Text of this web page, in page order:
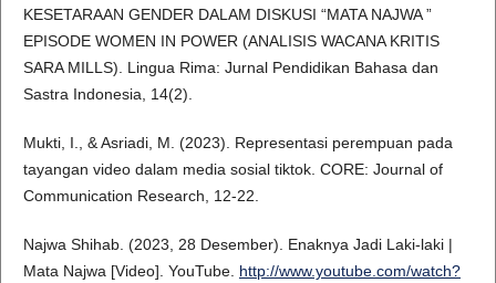
KESETARAAN GENDER DALAM DISKUSI “MATA NAJWA ”
EPISODE WOMEN IN POWER (ANALISIS WACANA KRITIS
SARA MILLS). Lingua Rima: Jurnal Pendidikan Bahasa dan
Sastra Indonesia, 14(2).
Mukti, I., & Asriadi, M. (2023). Representasi perempuan pada
tayangan video dalam media sosial tiktok. CORE: Journal of
Communication Research, 12-22.
Najwa Shihab. (2023, 28 Desember). Enaknya Jadi Laki-laki |
Mata Najwa [Video]. YouTube. http://www.youtube.com/watch?